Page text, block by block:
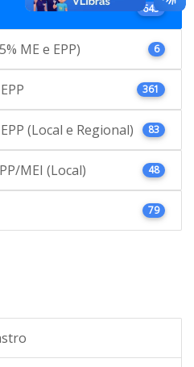
645
ME e EPP) 6
361
(Local e Regional) 83
MEI (Local) 48
79